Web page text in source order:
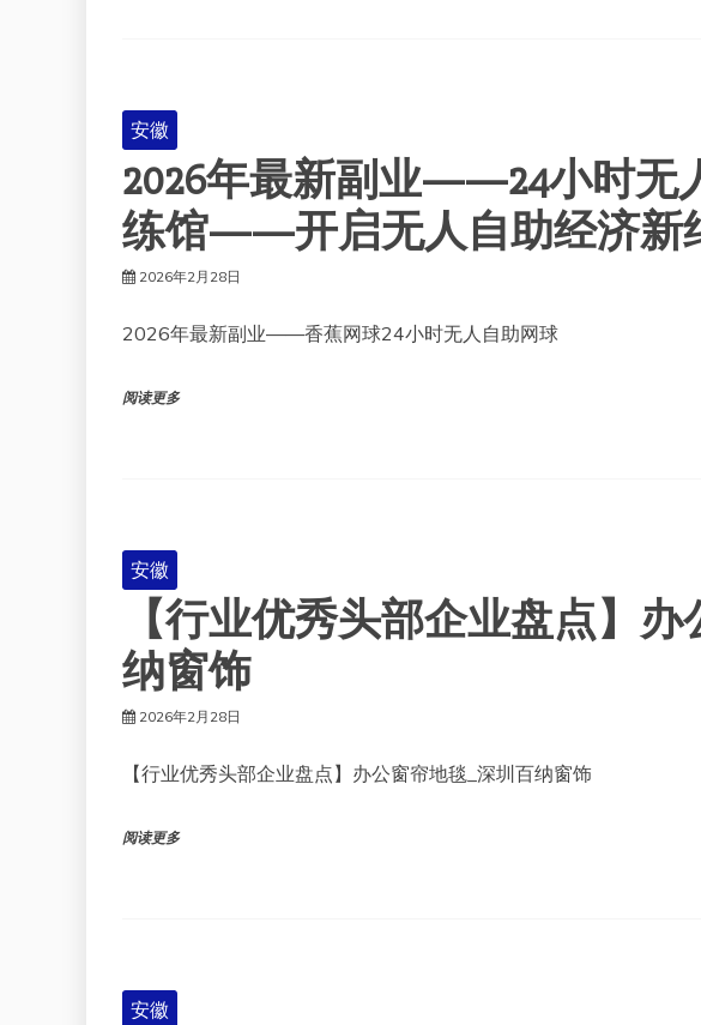
安徽
2026年最新副业——24小时无
练馆——开启无人自助经济新
2026年2月28日
2026年最新副业——香蕉网球24小时无人自助网球
阅读更多
安徽
【行业优秀头部企业盘点】
纳窗饰
2026年2月28日
【行业优秀头部企业盘点】办公窗帘地毯_深圳百纳窗饰
阅读更多
安徽